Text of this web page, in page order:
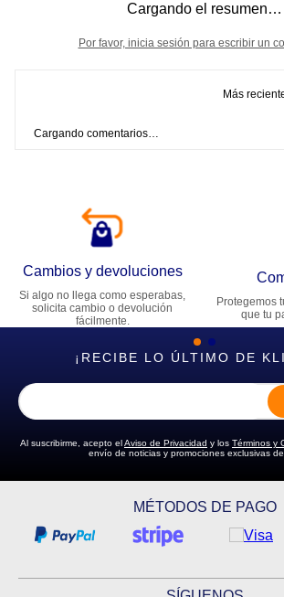
Cargando el resumen…
Por favor, inicia sesión para escribir un
Más
Cargando comentarios…
Cambios y devoluciones
Si algo no llega como esperabas,
solicita cambio o devolución
fácilmente.
Protegemos
que tu
¡RECIBE LO ÚLTIMO DE
Al suscribirme, acepto elAviso de Privacidad y los Términos y
envío de noticias y promociones exclusivas de
MÉTODOS DE PAGO